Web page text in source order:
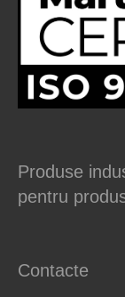
Produse
pentru
Contacte